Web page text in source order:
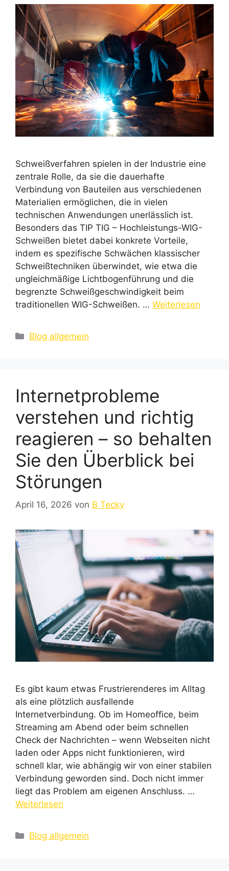
Schweißverfahren spielen in der Industrie eine
zentrale Rolle, da sie die dauerhafte
Verbindung von Bauteilen aus verschiedenen
Materialien ermöglichen, die in vielen
technischen Anwendungen unerlässlich ist.
Besonders das TIP TIG – Hochleistungs-WIG-
Schweißen bietet dabei konkrete Vorteile,
indem es spezifische Schwächen klassischer
Schweißtechniken überwindet, wie etwa die
ungleichmäßige Lichtbogenführung und die
begrenzte Schweißgeschwindigkeit beim
traditionellen WIG-Schweißen. … Weiterlesen
Kategorien
Blog allgemein
Internetprobleme
verstehen und richtig
reagieren – so behalten
Sie den Überblick bei
Störungen
April 16, 2026 von B Tecky
Es gibt kaum etwas Frustrierenderes im Alltag
als eine plötzlich ausfallende
Internetverbindung. Ob im Homeoffice, beim
Streaming am Abend oder beim schnellen
Check der Nachrichten – wenn Webseiten nicht
laden oder Apps nicht funktionieren, wird
schnell klar, wie abhängig wir von einer stabilen
Verbindung geworden sind. Doch nicht immer
liegt das Problem am eigenen Anschluss. …
Weiterlesen
Kategorien
Blog allgemein